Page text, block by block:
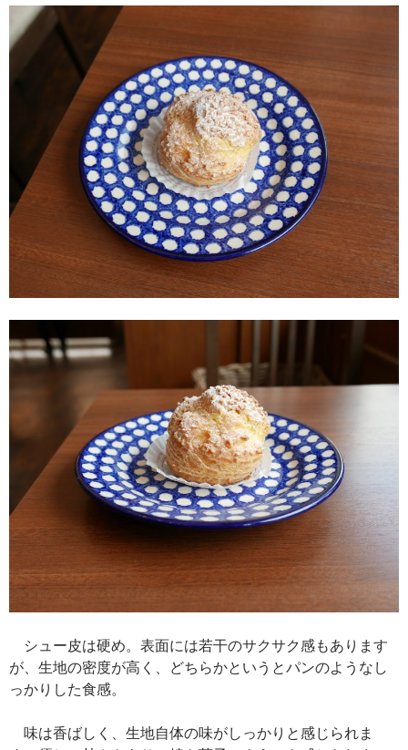
シュー皮は硬め。表面には若干のサクサク感もあります
が、生地の密度が高く、どちらかというとパンのようなし
っかりした食感。
味は香ばしく、生地自体の味がしっかりと感じられま